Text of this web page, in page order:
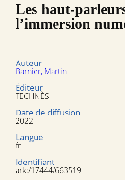
Les haut-
l’immersion
Auteur
Barnier, Martin
Éditeur
TECHNÈS
Date de diffusion
2022
Langue
fr
Identifiant
ark:/17444/663519